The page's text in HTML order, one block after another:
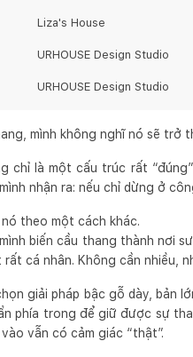
Liza's House
URHOUSE Design Studio
URHOUSE Design Studio
mình không nghĩ nó sẽ trở
chỉ là một cấu trúc rất
nhận ra: nếu chỉ dừng ở
theo một cách khác.
biến cầu thang thành nơi
cá nhân. Không cần nhiều,
giải pháp bậc gỗ dày, bản
phía trong để giữ được sự
vẫn có cảm giác “thật”.